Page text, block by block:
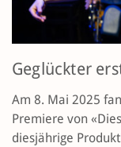
Geglückter
Am 8. Mai 2025
Premiere von
diesjährige